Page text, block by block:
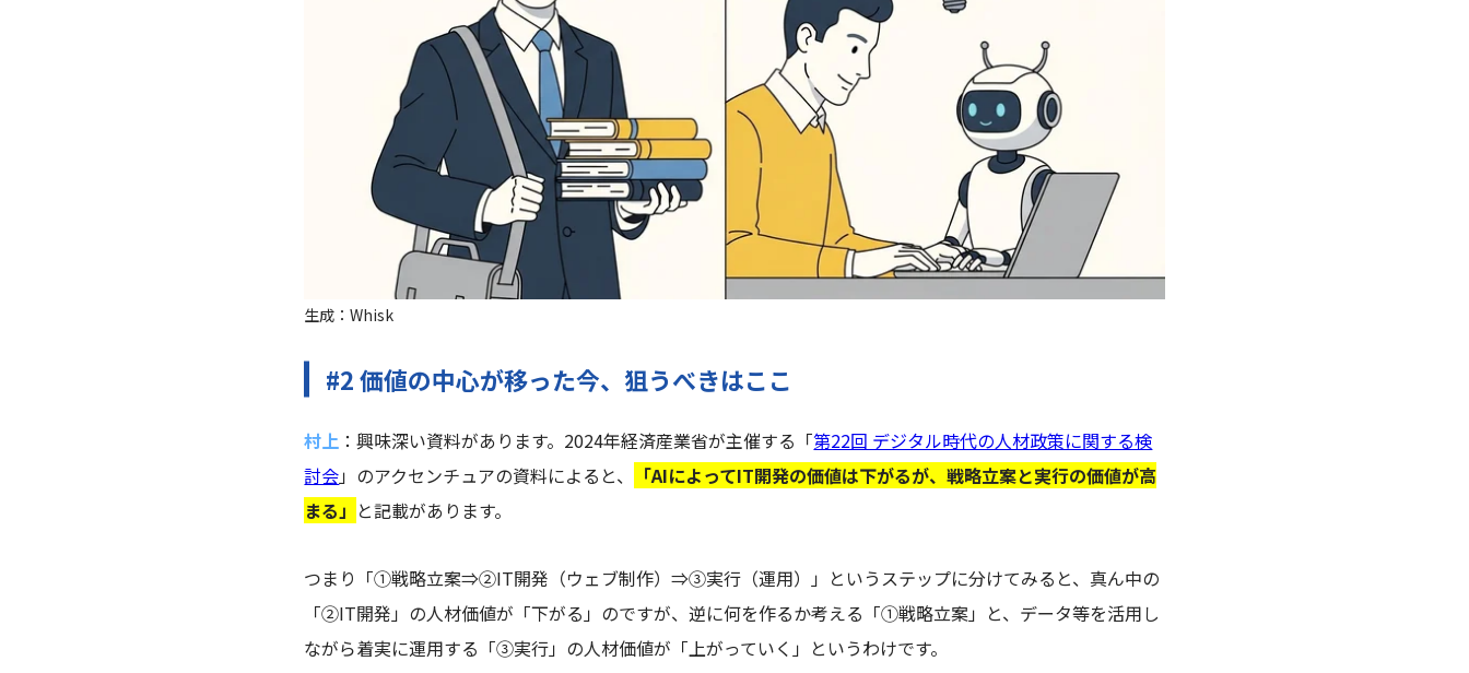
生成：Whisk
#2 価値の中心が移った今、狙うべきはここ
村上 ：興味深い資料があります。 2024年経済産業省が主催する「第22回 デジタル時代の人材政策に関する検
討会」のアクセンチュアの資料によると、
「AIによってIT開発の価値は下がるが、戦略立案と実行の価値が高
まる」 と記載があります。
つまり「①戦略立案⇒②IT開発（ウェブ制作）⇒③実行（運用）」というステップに分けてみると、 真ん中の
「②IT開発」の人材価値が「下がる」のですが、逆に何を作るか考える「①戦略立案」と、データ等を活用し
ながら着実に運用する「③実行」の人材価値が「上がっていく」というわけです。